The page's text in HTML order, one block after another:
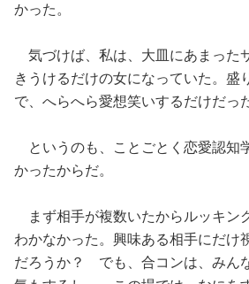
かった。
気づけば、私は、大皿にあまった
きうけるだけの女になっていた。盛
で、へらへら愛想笑いするだけだっ
というのも、ことごとく恋愛認知
かったからだ。
まず相手が複数いたからルッキン
わかなかった。興味ある相手にだけ
だろうか？ でも、合コンは、みん